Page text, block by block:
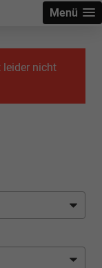
Menü
leider nicht